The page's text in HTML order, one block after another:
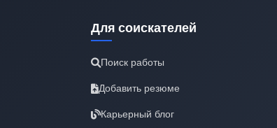
Для соискателей
Поиск работы
Добавить резюме
Карьерный блог